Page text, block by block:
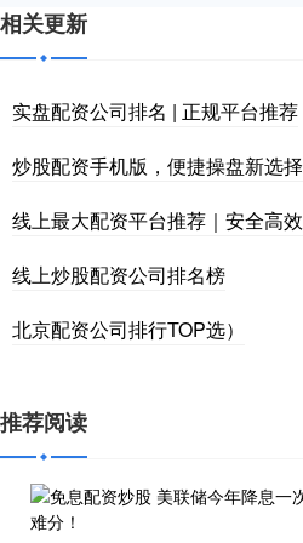
相关更新
实盘配资公司排名 | 正规平台推荐
炒股配资手机版，便捷操盘新选择
线上最大配资平台推荐｜安全高效
线上炒股配资公司排名榜
北京配资公司排行TOP选）
推荐阅读